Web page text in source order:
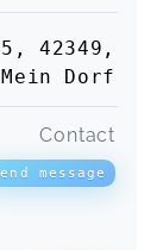
42349,
Dorf
Contact
message